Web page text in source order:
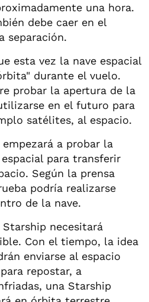
una hora.
debe caer en el
separación.
esta vez la nave espacial
durante el vuelo.
probar la apertura de la
en el futuro para
satélites, al espacio.
a probar la
para transferir
Según la prensa
podría realizarse
de la nave.
necesitará
Con el tiempo, la idea
enviarse al espacio
repostar, a
una Starship